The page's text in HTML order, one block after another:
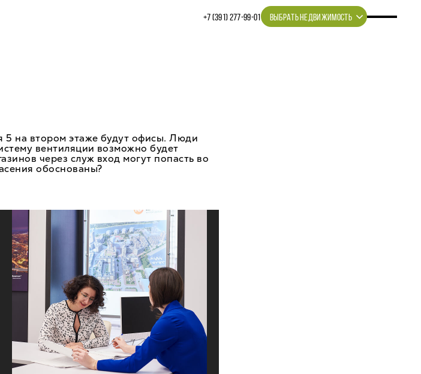
+7 (391) 277‒99‒01 ВЫБРАТЬ НЕДВИЖИМОСТЬ
на втором этаже будут офисы. Люди
вентиляции возможно будет
через служ вход могут попасть во
обоснованы?